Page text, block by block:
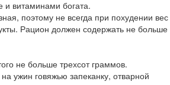
и витаминами богата.
поэтому не всегда при похудении вес
Рацион должен содержать не больше
не больше трехсот граммов.
ужин говяжью запеканку, отварной